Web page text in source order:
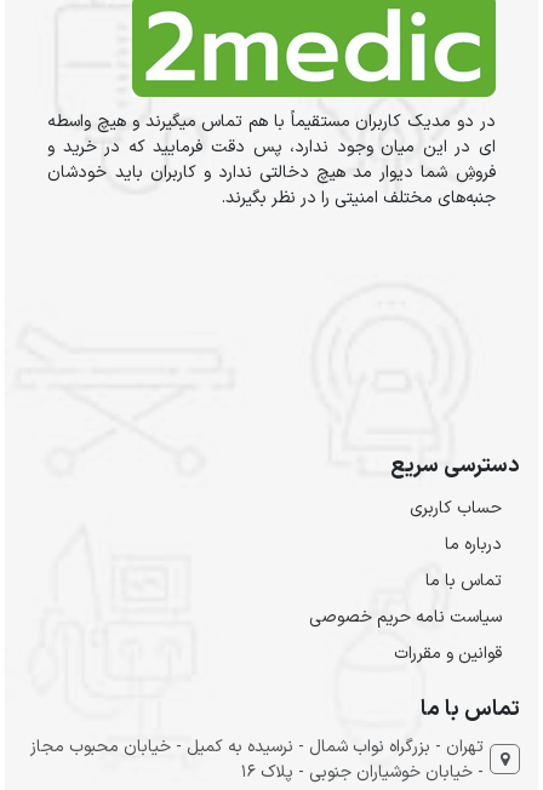
در دو مدیک کاربران مستقیماً با هم تماس میگیرند و هیچ واسطه
ای در این میان وجود ندارد، پس دقت فرمایید که در خرید و
فروشِ شما دیوار مد هیچ دخالتی ندارد و کاربران باید خودشان
جنبه‌های مختلف امنیتی را در نظر بگیرند.
دسترسی سریع
حساب کاربری
درباره ما
تماس با ما
سیاست نامه حریم خصوصی
قوانین و مقررات
تماس با ما
تهران - بزرگراه نواب شمال - نرسیده به کمیل - خیابان محبوب مجاز
- خیابان خوشیاران جنوبی - پلاک 16